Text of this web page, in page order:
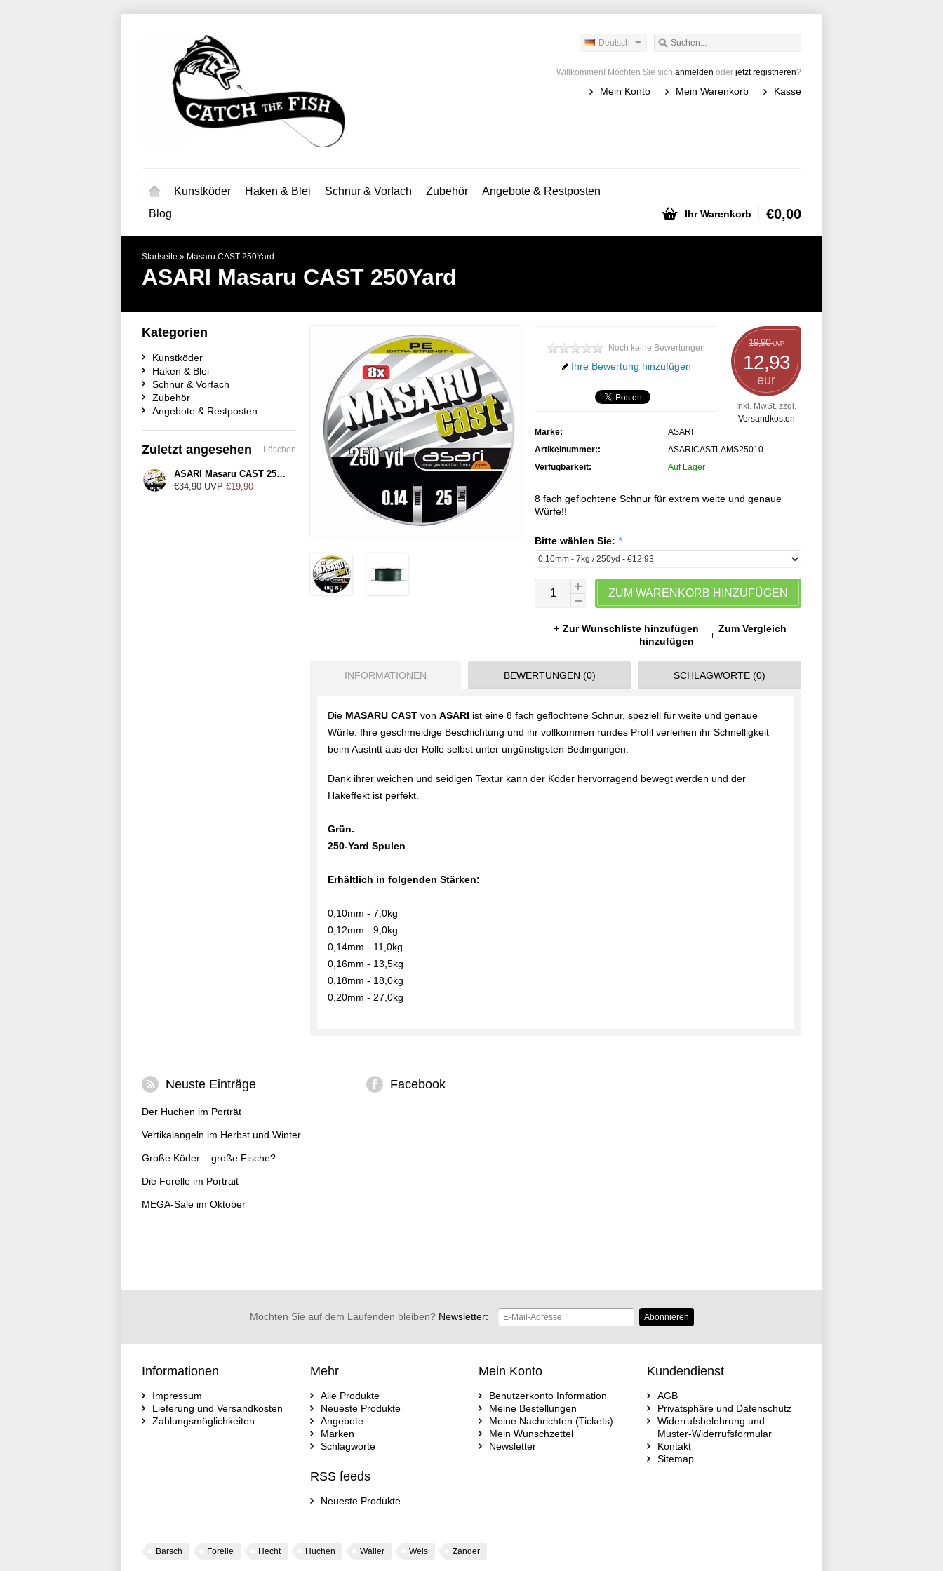
Deutsch
Willkommen! Möchten Sie sich anmelden oder jetzt registrieren?
Mein Konto Mein Warenkorb Kasse
Kunstköder Haken & Blei Schnur & Vorfach Zubehör
Angebote & Restposten
Blog
Ihr Warenkorb €0,00
Startseite » Masaru CAST 250Yard
ASARI Masaru CAST 250Yard
19,90UVP
12,93
eur
Inkl. MwSt. zzgl.
Versandkosten
Noch keine Bewertungen
Ihre Bewertung hinzufügen
Marke:
ASARI
Artikelnummer::
ASARICASTLAMS25010
Verfügbarkeit:
Auf Lager
8 fach geflochtene Schnur für extrem weite und genaue
Würfe!!
Bitte wählen Sie: *
ZUM WARENKORB HINZUFÜGEN
Zur Wunschliste hinzufügen
Zum Vergleich
hinzufügen
INFORMATIONEN BEWERTUNGEN (0) SCHLAGWORTE (0)
Die MASARU CAST von ASARI ist eine 8 fach geflochtene Schnur, speziell für weite und genaue
Würfe. Ihre geschmeidige Beschichtung und ihr vollkommen rundes Profil verleihen ihr Schnelligkeit
beim Austritt aus der Rolle selbst unter ungünstigsten Bedingungen.
Dank ihrer weichen und seidigen Textur kann der Köder hervorragend bewegt werden und der
Hakeffekt ist perfekt.
Grün.
250-Yard Spulen
Erhältlich in folgenden Stärken:
0,10mm - 7,0kg
0,12mm - 9,0kg
0,14mm - 11,0kg
0,16mm - 13,5kg
0,18mm - 18,0kg
0,20mm - 27,0kg
Kategorien
Kunstköder
Haken & Blei
Schnur & Vorfach
Zubehör
Angebote & Restposten
Zuletzt angesehen Löschen
ASARI Masaru CAST 250Yard
€34,90UVP €19,90
Neuste Einträge
Der Huchen im Porträt
Vertikalangeln im Herbst und Winter
Große Köder – große Fische?
Die Forelle im Portrait
MEGA-Sale im Oktober
Facebook
Möchten Sie auf dem Laufenden bleiben?Newsletter: Abonnieren
Informationen
Impressum
Lieferung und Versandkosten
Zahlungsmöglichkeiten
Mehr
Alle Produkte
Neueste Produkte
Angebote
Marken
Schlagworte
RSS feeds
Neueste Produkte
Mein Konto
Benutzerkonto Information
Meine Bestellungen
Meine Nachrichten (Tickets)
Mein Wunschzettel
Newsletter
Kundendienst
AGB
Privatsphäre und Datenschutz
Widerrufsbelehrung und
Muster-Widerrufsformular
Kontakt
Sitemap
Barsch Forelle Hecht Huchen Waller Wels Zander